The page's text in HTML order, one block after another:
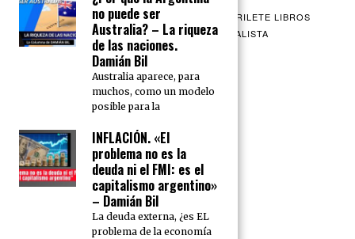
QUIENES SOMOS CONTACTO
BARRILETE LIBROS
CEICS
ENGLISH VÍA SOCIALISTA
no puede ser
Australia? – La riqueza
de las naciones.
Damián Bil
Australia aparece, para
muchos, como un modelo
posible para la
INFLACIÓN. «El
problema no es la
deuda ni el FMI: es el
capitalismo argentino»
– Damián Bil
La deuda externa, ¿es EL
problema de la economía